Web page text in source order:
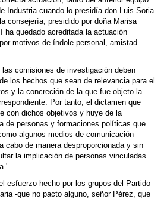
Industria cuando lo presidía don Luis Soria
consejería, presidido por doña Marisa
ha quedado acreditada la actuación
motivos de índole personal, amistad
comisiones de investigación deben
los hechos que sean de relevancia para el
y la concreción de la que fue objeto la
Por tanto, el dictamen que
con dichos objetivos y huye de la
de personas y formaciones políticas que
algunos medios de comunicación
cabo de manera desproporcionada y sin
la implicación de personas vinculadas
esfuerzo hecho por los grupos del Partido
-que no pacto alguno, señor Pérez, que